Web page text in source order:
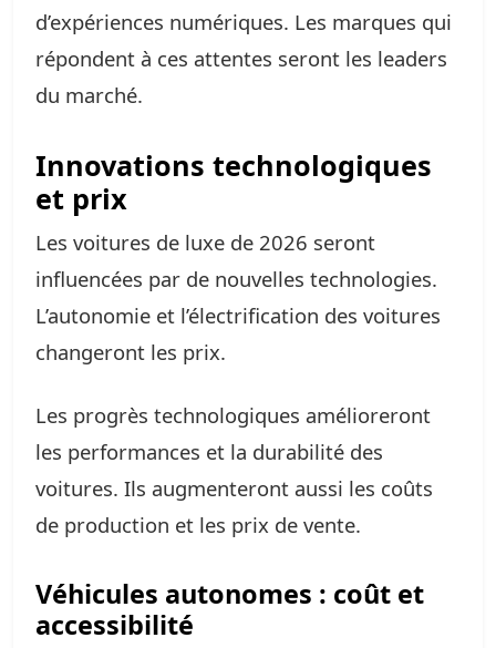
d’expériences numériques. Les marques qui
répondent à ces attentes seront les leaders
du marché.
Innovations technologiques
et prix
Les voitures de luxe de 2026 seront
influencées par de nouvelles technologies.
L’autonomie et l’électrification des voitures
changeront les prix.
Les progrès technologiques amélioreront
les performances et la durabilité des
voitures. Ils augmenteront aussi les coûts
de production et les prix de vente.
Véhicules autonomes : coût et
accessibilité